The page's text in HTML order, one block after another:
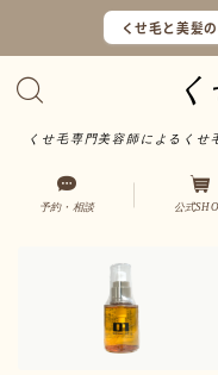
くせ毛と美髪
くせ毛専門美容師によるく
口コミ一覧
オンラインショップ
予約・相談 公式